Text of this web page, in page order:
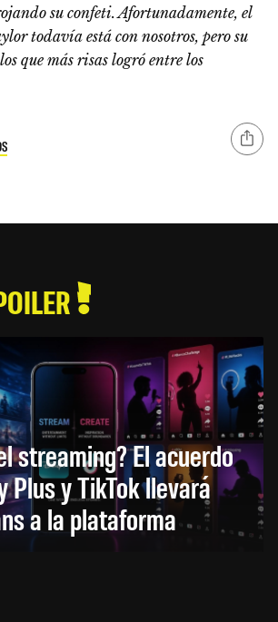
su confeti. Afortunadamente, el
todavía está con nosotros, pero su
que más risas logró entre los
streaming? El acuerdo
Plus y TikTok llevará
a la plataforma